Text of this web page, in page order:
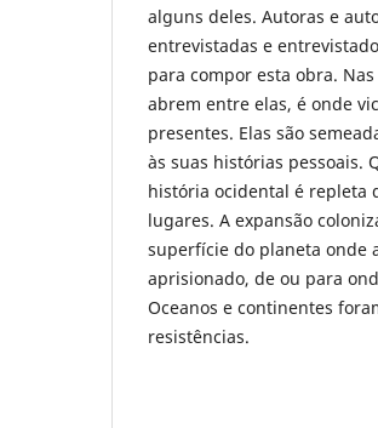
alguns deles. Autoras e
entrevistadas e
para compor esta obra.
abrem entre elas, é onde
presentes. Elas são
às suas histórias pessoais.
história ocidental é repleta
lugares. A expansão
superfície do planeta onde
aprisionado, de ou para
Oceanos e continentes
resistências.